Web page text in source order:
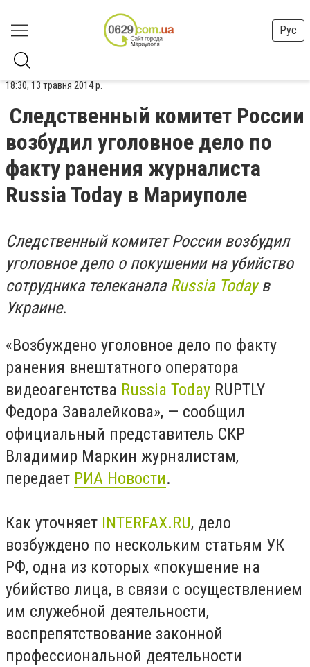
Рус
18:30, 13 травня 2014 р.
Следственный комитет России
возбудил уголовное дело по
факту ранения журналиста
Russia Today в Мариуполе
Следственный комитет России возбудил
уголовное дело о покушении на убийство
сотрудника телеканала Russia Todayв
Украине.
«Возбуждено уголовное дело по факту
ранения внештатного оператора
видеоагентства Russia Today RUPTLY
Федора Завалейкова», — сообщил
официальный представитель СКР
Владимир Маркин журналистам,
передает РИА Новости.
Как уточняет INTERFAX.RU, дело
возбуждено по нескольким статьям УК
РФ, одна из которых «покушение на
убийство лица, в связи с осуществлением
им служебной деятельности,
воспрепятствование законной
профессиональной деятельности